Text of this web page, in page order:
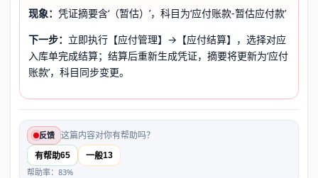
现象： 凭证摘要含‘（暂估）’，科目为‘应付账款-暂估应付款’
下一步： 立即执行【应付管理】→【应付结算】，选择对应
入库单完成结算；结算后重新生成凭证，摘要将更新为‘应付
账款’，科目同步变更。
反馈 这篇内容对你有帮助吗？
有帮助65 一般13
帮助率：83%